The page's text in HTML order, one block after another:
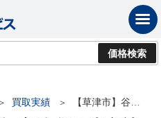
買取実績 【草津市】谷崎潤一郎全集と光文社古典新訳文庫の哲学・文学の名著など 約800冊を出張買取